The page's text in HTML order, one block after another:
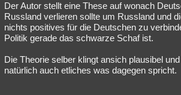
Der Autor stellt eine These auf wonach
Russland verlieren sollte um Russland und
nichts positives für die Deutschen zu
Politik gerade das schwarze Schaf ist.
Die Theorie selber klingt ansich plausibel
natürlich auch etliches was dagegen spricht.